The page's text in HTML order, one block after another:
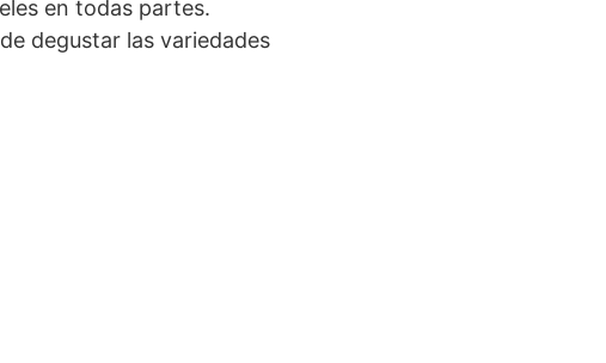
en todas partes.
degustar las variedades